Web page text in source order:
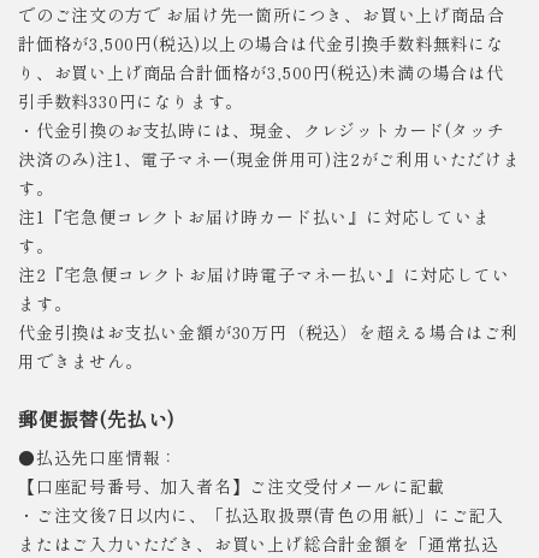
でのご注文の方で お届け先一箇所につき、お買い上げ商品合
計価格が3,500円(税込)以上の場合は代金引換手数料無料にな
り、お買い上げ商品合計価格が3,500円(税込)未満の場合は代
引手数料330円になります。
・代金引換のお支払時には、現金、クレジットカード(タッチ
決済のみ)注1、電子マネー(現金併用可)注2がご利用いただけま
す。
注1『宅急便コレクトお届け時カード払い』に対応していま
す。
注2『宅急便コレクトお届け時電子マネー払い』に対応してい
ます。
代金引換はお支払い金額が30万円（税込）を超える場合はご利
用できません。
郵便振替(先払い)
●払込先口座情報：
【口座記号番号、加入者名】ご注文受付メールに記載
・ご注文後7日以内に、「払込取扱票(青色の用紙)」にご記入
またはご入力いただき、お買い上げ総合計金額を「通常払込